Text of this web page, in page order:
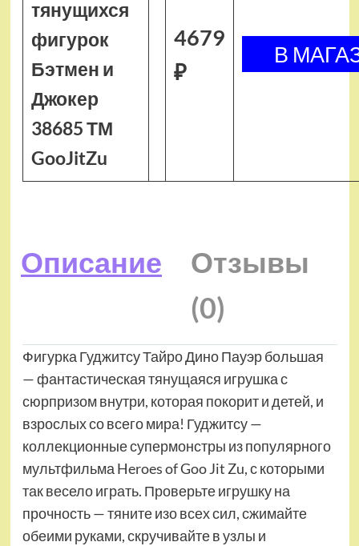
тянущихся
фигурок
Бэтмен и
Джокер
38685 ТМ
GooJitZu
4679
₽
Описание
Отзывы
(0)
Фигурка Гуджитсу Тайро Дино Пауэр большая
— фантастическая тянущаяся игрушка с
сюрпризом внутри, которая покорит и детей, и
взрослых со всего мира! Гуджитсу —
коллекционные супермонстры из популярного
мультфильма Heroes of Goo Jit Zu, с которыми
так весело играть. Проверьте игрушку на
прочность — тяните изо всех сил, сжимайте
обеими руками, скручивайте в узлы и